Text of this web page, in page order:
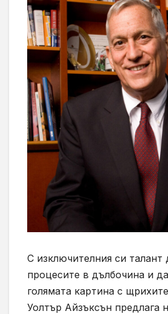
С изключителния си талант
процесите в дълбочина и
голямата картина с
Уолтър Айзъксън предлага